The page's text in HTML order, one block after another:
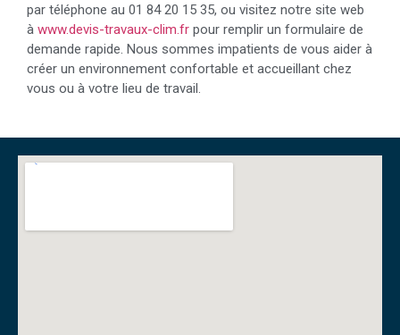
par téléphone au 01 84 20 15 35, ou visitez notre site web
à www.devis-travaux-clim.fr pour remplir un formulaire de
demande rapide. Nous sommes impatients de vous aider à
créer un environnement confortable et accueillant chez
vous ou à votre lieu de travail.